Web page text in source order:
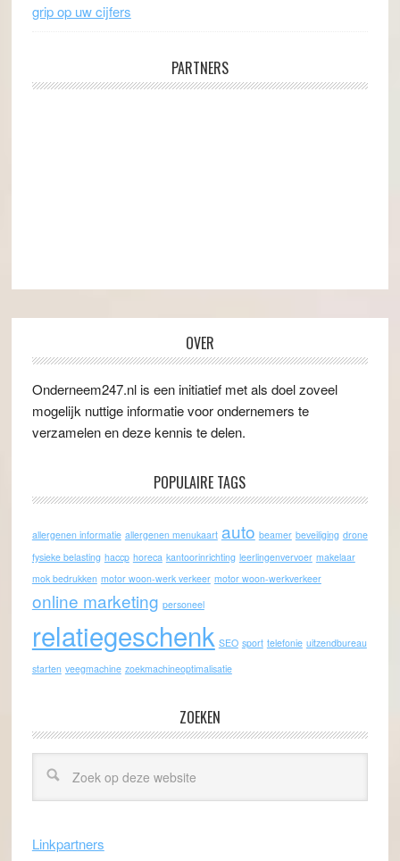
grip op uw cijfers
PARTNERS
OVER
Onderneem247.nl is een initiatief met als doel zoveel
mogelijk nuttige informatie voor ondernemers te
verzamelen en deze kennis te delen.
POPULAIRE TAGS
allergenen informatie allergenen menukaart auto beamer beveiliging drone
fysieke belasting haccp horeca kantoorinrichting leerlingenvervoer makelaar
mok bedrukken motor woon-werk verkeer motor woon-werkverkeer
online marketing personeel
relatiegeschenk SEO sport telefonie uitzendbureau
starten veegmachine zoekmachineoptimalisatie
ZOEKEN
Linkpartners